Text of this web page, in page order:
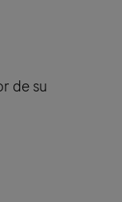
de su